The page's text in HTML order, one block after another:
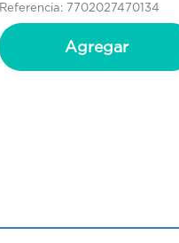
Referencia: 7702027470134
Agregar